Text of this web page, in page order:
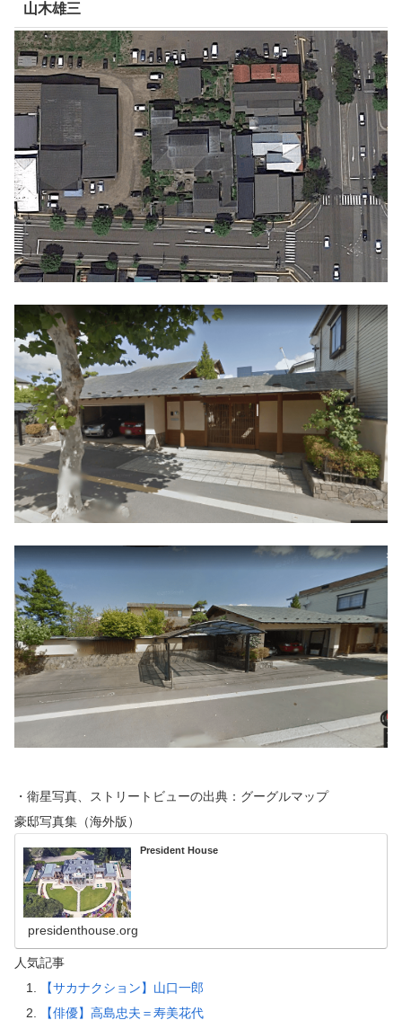
山木雄三
・衛星写真、ストリートビューの出典：グーグルマップ
豪邸写真集（海外版）
President House
presidenthouse.org
人気記事
【サカナクション】山口一郎
【俳優】高島忠夫＝寿美花代